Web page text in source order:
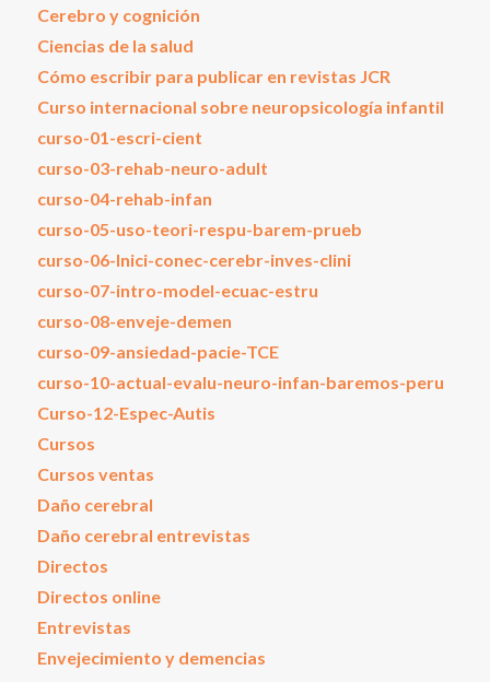
Cerebro y cognición
Ciencias de la salud
Cómo escribir para publicar en revistas JCR
Curso internacional sobre neuropsicología infantil
curso-01-escri-cient
curso-03-rehab-neuro-adult
curso-04-rehab-infan
curso-05-uso-teori-respu-barem-prueb
curso-06-Inici-conec-cerebr-inves-clini
curso-07-intro-model-ecuac-estru
curso-08-enveje-demen
curso-09-ansiedad-pacie-TCE
curso-10-actual-evalu-neuro-infan-baremos-peru
Curso-12-Espec-Autis
Cursos
Cursos ventas
Daño cerebral
Daño cerebral entrevistas
Directos
Directos online
Entrevistas
Envejecimiento y demencias